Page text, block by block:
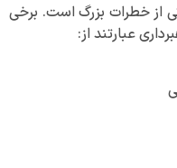
از خطرات بزرگ است. برخی
عبارتند از: